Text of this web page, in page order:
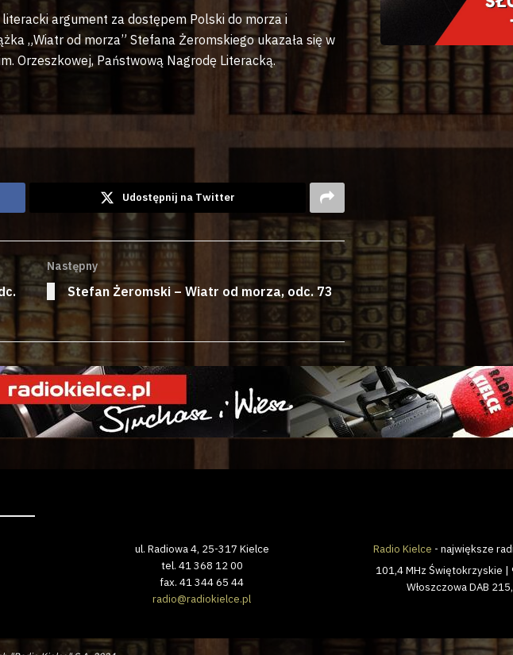
argument za dostępem Polski do morza i
„Wiatr od morza” Stefana Żeromskiego ukazała się w
Orzeszkowej, Państwową Nagrodę Literacką.
Udostępnij na Twitter
Następny
Stefan Żeromski – Wiatr od morza, odc. 73
ul. Radiowa 4, 25-317 Kielce
tel. 41 368 12 00
fax. 41 344 65 44
radio@radiokielce.pl
Radio Kielce - największe
101,4 MHz Świętokrzyskie |
Włoszczowa DAB